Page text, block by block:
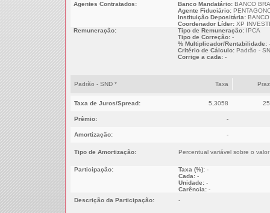
Agentes Contratados:
Banco Mandatário:BANCO
Agente Fiduciário:
Instituição Depositária:BANCO
Coordenador Líder:XP
Remuneração:
Tipo de Remuneração:IPCA
Tipo de Correção:-
% Multiplicador/Rentabilidade:-
Critério de Cálculo:Padrão -
Corrige a cada:-
Padrão - SND * Taxa
Taxa de Juros/Spread: 5,3058
Prêmio: -
Amortização: -
Tipo de Amortização: Percentual variável sobre o
Participação: Taxa (%):-
Cada:-
Unidade:-
Carência:-
Descrição da Participação:
-